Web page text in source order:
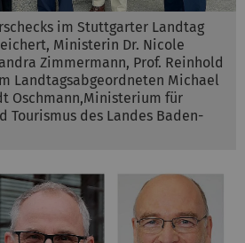
im Stuttgarter Landtag
Ministerin Dr. Nicole
Zimmermann, Prof. Reinhold
Landtagsabgeordneten Michael
Oschmann,Ministerium für
Tourismus des Landes Baden-